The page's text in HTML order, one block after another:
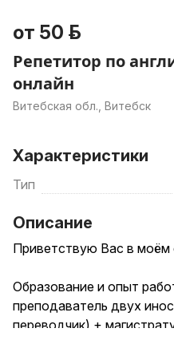
от 50 р.
Репетитор по
онлайн
Витебская обл., Витебск
Характеристики
Тип
Описание
Приветствую Вас в моём
Образование и опыт
преподаватель двух
переводчик) +